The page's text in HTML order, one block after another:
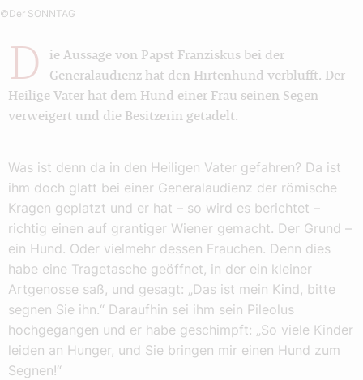
©Der SONNTAG
D
ie Aussage von Papst Franziskus bei der
Generalaudienz hat den Hirtenhund verblüfft. Der
Heilige Vater hat dem Hund einer Frau seinen Segen
verweigert und die Besitzerin getadelt.
Was ist denn da in den Heiligen Vater gefahren? Da ist
ihm doch glatt bei einer Generalaudienz der römische
Kragen geplatzt und er hat – so wird es berichtet –
richtig einen auf grantiger Wiener gemacht. Der Grund –
ein Hund. Oder vielmehr dessen Frauchen. Denn dies
habe eine Tragetasche geöffnet, in der ein kleiner
Artgenosse saß, und gesagt: „Das ist mein Kind, bitte
segnen Sie ihn.“ Daraufhin sei ihm sein Pileolus
hochgegangen und er habe geschimpft: „So viele Kinder
leiden an Hunger, und Sie bringen mir einen Hund zum
Segnen!“